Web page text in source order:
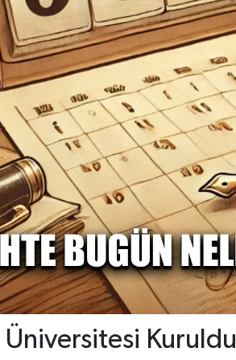
Kuruldu